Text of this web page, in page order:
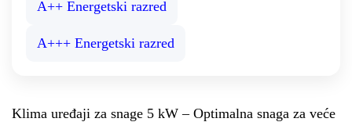
A++ Energetski razred
A+++ Energetski razred
Klima uređaji za snage 5 kW – Optimalna snaga za veće